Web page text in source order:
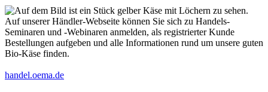
Auf unserer Händler-Webseite können Sie sich zu Handels-
Seminaren und -Webinaren anmelden, als registrierter Kunde
Bestellungen aufgeben und alle Informationen rund um unsere guten
Bio-Käse finden.
handel.oema.de